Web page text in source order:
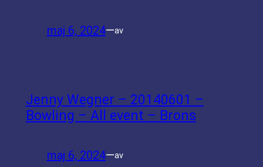
maj 6, 2024—av
Jenny Wegner – 20140601 –
Bowling – All event – Brons
maj 6, 2024—av